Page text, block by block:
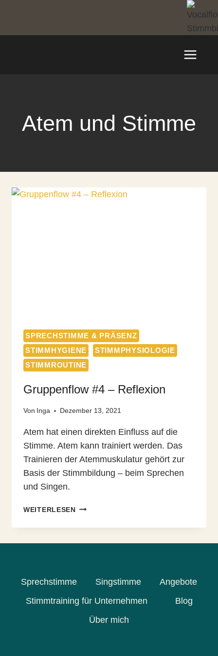
springen
Atem und Stimme
SPRECHSTIMME & PRÄSENZ
STIMMHYGIENE
STIMMPHYSIOLOGIE
STIMMROUTINE
Gruppenflow #4 – Reflexion
Von Inga Dezember 13, 2021
Atem hat einen direkten Einfluss auf die
Stimme. Atem kann trainiert werden. Das
Trainieren der Atemmuskulatur gehört zur
Basis der Stimmbildung – beim Sprechen
und Singen.
WEITERLESENGRUPPENFLOW
–
Sprechstimme Singstimme
Angebote
Stimmtraining für Unternehmen
Blog
Über mich